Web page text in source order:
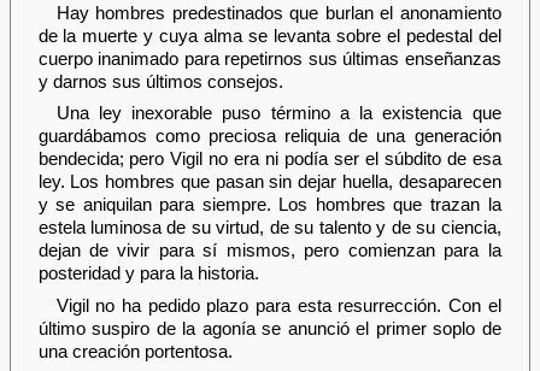
Hay hombres predestinados que burlan el anonamiento
de la muerte y cuya alma se levanta sobre el pedestal del
cuerpo inanimado para repetirnos sus últimas enseñanzas
y darnos sus últimos consejos.
Una ley inexorable puso término a la existencia que
guardábamos como preciosa reliquia de una generación
bendecida; pero Vigil no era ni podía ser el súbdito de esa
ley. Los hombres que pasan sin dejar huella, desaparecen
y se aniquilan para siempre. Los hombres que trazan la
estela luminosa de su virtud, de su talento y de su ciencia,
dejan de vivir para sí mismos, pero comienzan para la
posteridad y para la historia.
Vigil no ha pedido plazo para esta resurrección. Con el
último suspiro de la agonía se anunció el primer soplo de
una creación portentosa.